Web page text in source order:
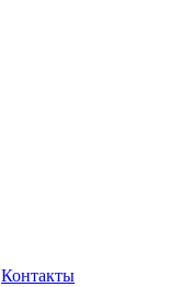
Контакты